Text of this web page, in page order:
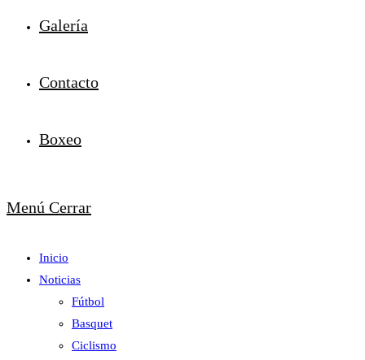
Galería
Contacto
Boxeo
Menú Cerrar
Inicio
Noticias
Fútbol
Basquet
Ciclismo